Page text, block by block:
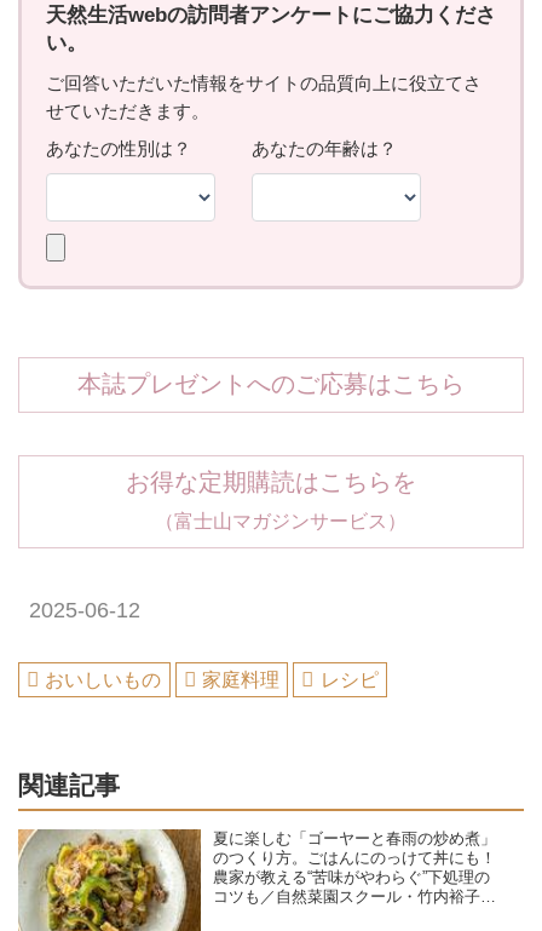
本誌プレゼントへのご応募はこちら
お得な定期購読はこちらを
（富士山マガジンサービス）
2025-06-12
おいしいもの 家庭料理 レシピ
関連記事
夏に楽しむ「ゴーヤーと春雨の炒め煮」
のつくり方。ごはんにのっけて丼にも！
農家が教える“苦味がやわらぐ”下処理の
コツも／自然菜園スクール・竹内裕子さ